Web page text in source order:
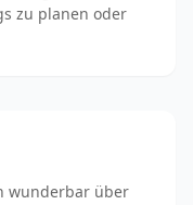
zu planen oder
wunderbar über